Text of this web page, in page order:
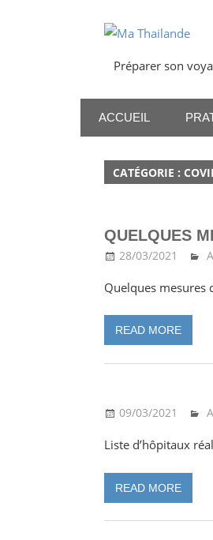
Préparer son
ACCUEIL
CATÉGORIE :
QUELQUES
28/03/2021
Quelques mesures
READ MORE
09/03/2021
Liste d’hôpitaux
READ MORE